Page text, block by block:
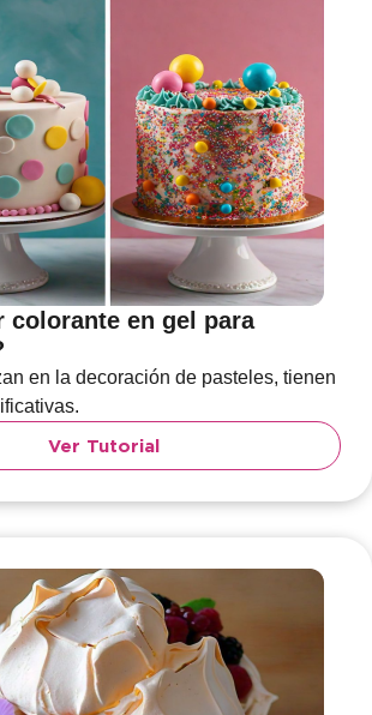
colorante en gel para
en la decoración de pasteles, tienen
Ver Tutorial